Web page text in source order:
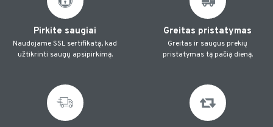
Pirkite saugiai
Naudojame SSL sertifikatą, kad
užtikrinti saugų apsipirkimą.
Greitas pristatymas
Greitas ir saugus prekių
pristatymas tą pačią dieną.